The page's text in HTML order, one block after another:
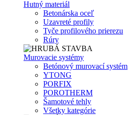
Hutný materiál
Betonárska oceľ
Uzavreté profily
Tyče profilového prierezu
Rúry
Murovacie systémy
Betónový murovací systém
YTONG
PORFIX
POROTHERM
Šamotové tehly
Všetky kategórie